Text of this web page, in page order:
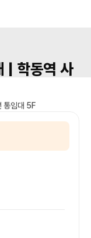
| 학동역 사
통임대 5F